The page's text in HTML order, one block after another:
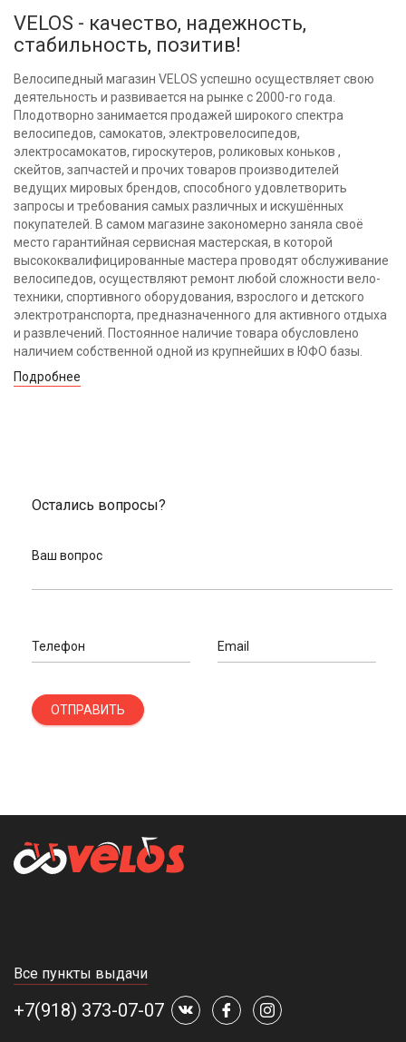
VELOS - качество, надежность,
стабильность, позитив!
Велосипедный магазин VELOS успешно осуществляет свою
деятельность и развивается на рынке с 2000-го года.
Плодотворно занимается продажей широкого спектра
велосипедов, самокатов, электровелосипедов,
электросамокатов, гироскутеров, роликовых коньков ,
скейтов, запчастей и прочих товаров производителей
ведущих мировых брендов, способного удовлетворить
запросы и требования самых различных и искушённых
покупателей. В самом магазине закономерно заняла своё
место гарантийная сервисная мастерская, в которой
высококвалифицированные мастера проводят обслуживание
велосипедов, осуществляют ремонт любой сложности вело-
техники, спортивного оборудования, взрослого и детского
электротранспорта, предназначенного для активного отдыха
и развлечений. Постоянное наличие товара обусловлено
наличием собственной одной из крупнейших в ЮФО базы.
Подробнее
Остались вопросы?
Ваш вопрос
Телефон Email
ОТПРАВИТЬ
Все пункты выдачи
+7(918) 373-07-07